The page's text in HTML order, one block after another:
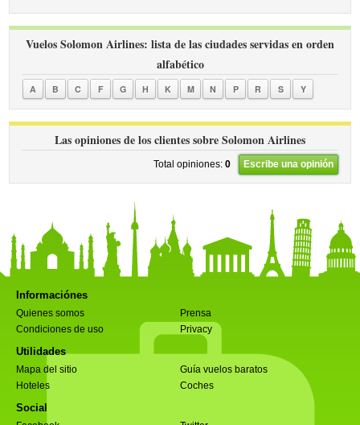
Vuelos Solomon Airlines: lista de las ciudades servidas en orden
alfabético
A B C F G H K M N P R S Y
Las opiniones de los clientes sobre Solomon Airlines
Total opiniones: 0 Escribe una opinión
Informaciónes
Quienes somos
Prensa
Condiciones de uso
Privacy
Utilidades
Mapa del sitio
Guía vuelos baratos
Hoteles
Coches
Social